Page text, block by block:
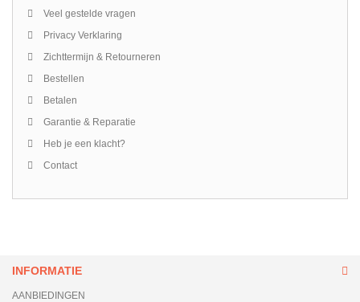
Veel gestelde vragen
Privacy Verklaring
Zichttermijn & Retourneren
Bestellen
Betalen
Garantie & Reparatie
Heb je een klacht?
Contact
INFORMATIE
AANBIEDINGEN